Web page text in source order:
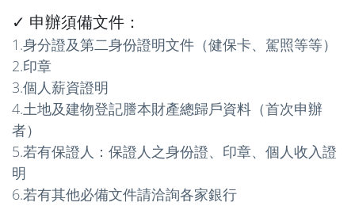
✓ 申辦須備文件：
1.身分證及第二身份證明文件（健保卡、駕照等等）
2.印章
3.個人薪資證明
4.土地及建物登記謄本財產總歸戶資料（首次申辦
者）
5.若有保證人：保證人之身份證、印章、個人收入證
明
6.若有其他必備文件請洽詢各家銀行